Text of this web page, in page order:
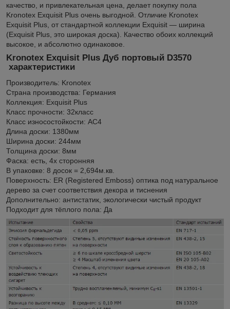
качество, и привлекательная цена, делает покупку пола
Kronotex Exquisit Plus очень выгодной. Отличие Kronotex
Exquisit Plus, от стандартной коллекции Exquisit ― ширина
(Exquisit Plus, это широкая доска). Качество обоих коллекций
высокое, и абсолютно одинаковое.
Kronotex Exquisit Plus Дуб портовый D3570​
характеристики
Производитель: Kronotex
Страна производства: Германия
Коллекция: Exquisit Plus
Класс прочности: 32класс
Класс износостойкости: АС4
Длина доски: 1380мм
Ширина доски: 244мм
Толщина доски: 8мм
Фаска: есть, 4х сторонняя
В упаковке: 8 досок = 2,694м.кв.
Поверхность: ER (Registered Emboss) оптика под натуральное
дерево за счет соответствия декора и тиснения
Дополнительно: антистатик, экологически чистый продукт
Подходит для тёплого пола: Да